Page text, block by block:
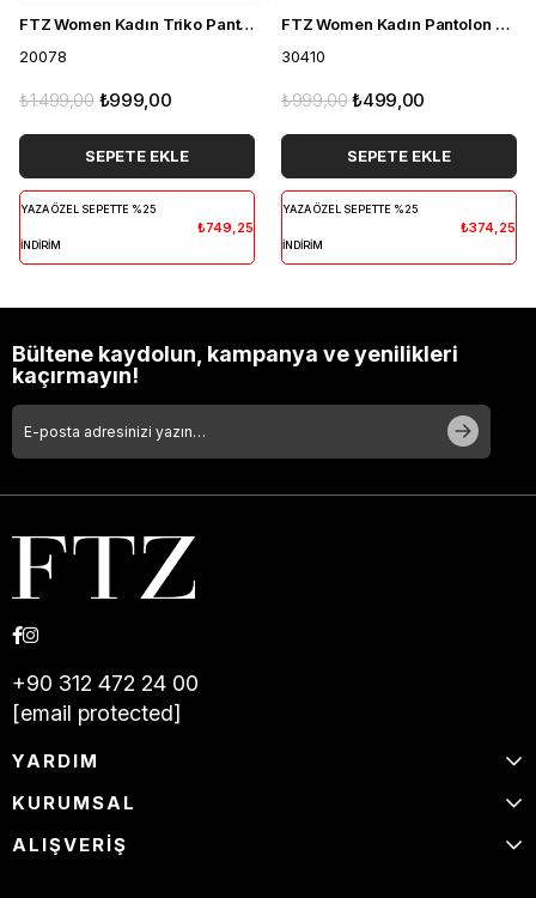
FTZ Women Kadın Triko Pantolon Taş 20078
20078
₺999,00
₺1.499,00
SEPETE EKLE
YAZA ÖZEL SEPETTE %25
İNDİRİM
₺749,25
FTZ Women Kadın Pantolon Saks Mavi 30410
30410
₺499,00
₺999,00
SEPETE EKLE
YAZA ÖZEL SEPETTE %25
İNDİRİM
₺374,25
Bültene kaydolun, kampanya ve yenilikleri
kaçırmayın!
+90 312 472 24 00
[email protected]
YARDIM
KURUMSAL
ALIŞVERİŞ